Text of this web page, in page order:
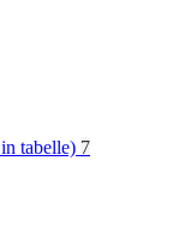
tabelle) 7